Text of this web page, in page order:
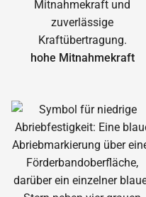
hohe Mitnahmekraft